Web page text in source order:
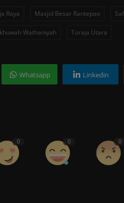
Raya Masjid Besar Rantepao
Wathaniyah Toraja Utara
Whatsapp Linkedin
0 0 0